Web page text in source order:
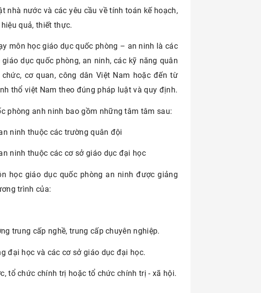
nhà nước và các yêu cầu về tính toán kế hoạch,
quả, thiết thực.
môn học giáo dục quốc phòng – an ninh là các
dục quốc phòng, an ninh, các kỹ năng quân
cơ quan, công dân Việt Nam hoặc đến từ
thổ việt Nam theo đúng pháp luật và quy định.
phòng anh ninh bao gồm những tâm tâm sau:
ninh thuộc các trường quân đội
ninh thuộc các cơ sở giáo dục đại học
học giáo dục quốc phòng an ninh được giảng
trình của:
trung cấp nghề, trung cấp chuyên nghiệp.
đại học và các cơ sở giáo dục đại học.
tổ chức chính trị hoặc tổ chức chính trị - xã hội.